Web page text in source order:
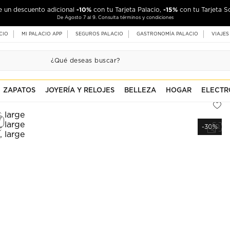
un descuento adicional -10% con tu Tarjeta Palacio, -15% con tu Tarjeta
De Agosto 7 al 9. Consulta términos y condiciones
MI PALACIO APP SEGUROS PALACIO GASTRONOMÍA PALACIO VIAJES
ZAPATOS JOYERÍA Y RELOJES BELLEZA HOGAR
-30%